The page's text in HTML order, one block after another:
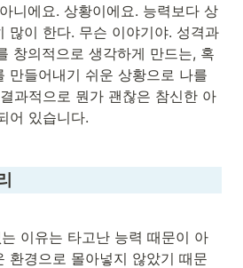
니에요. 상황이에요. 능력보다 상
많이 한다. 무슨 이야기야. 성격과
창의적으로 생각하게 만드는, 혹
만들어내기 쉬운 상황으로 나를
과적으로 뭔가 괜찮은 참신한 아
어 있습니다.
이유는 타고난 능력 때문이 아
환경으로 몰아넣지 않았기 때문